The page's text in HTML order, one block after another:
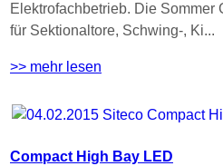
Elektrofachbetrieb. Die Sommer
für Sektionaltore, Schwing-, Ki...
>> mehr lesen
Compact High Bay LED